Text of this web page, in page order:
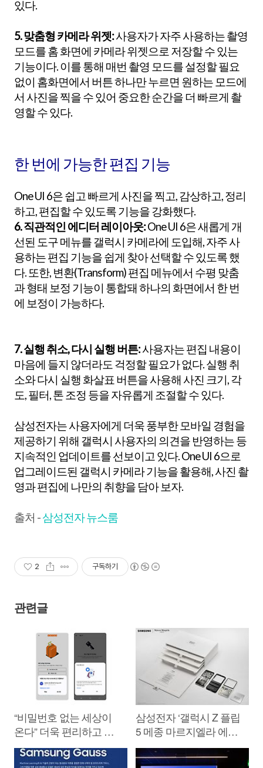
있다.
5. 맞춤형 카메라 위젯:사용자가 자주 사용하는 촬영
모드를 홈 화면에 카메라 위젯으로 저장할 수 있는
기능이다. 이를 통해 매번 촬영 모드를 설정할 필요
없이 홈화면에서 버튼 하나만 누르면 원하는 모드에
서 사진을 찍을 수 있어 중요한 순간을 더 빠르게 촬
영할 수 있다.
한 번에 가능한 편집 기능
One UI 6은 쉽고 빠르게 사진을 찍고, 감상하고, 정리
하고, 편집할 수 있도록 기능을 강화했다.
6. 직관적인 에디터 레이아웃:One UI 6은 새롭게 개
선된 도구 메뉴를 갤럭시 카메라에 도입해, 자주 사
용하는 편집 기능을 쉽게 찾아 선택할 수 있도록 했
다. 또한, 변환(Transform) 편집 메뉴에서 수평 맞춤
과 형태 보정 기능이 통합돼 하나의 화면에서 한 번
에 보정이 가능하다.
7. 실행 취소, 다시 실행 버튼:사용자는 편집 내용이
마음에 들지 않더라도 걱정할 필요가 없다. 실행 취
소와 다시 실행 화살표 버튼을 사용해 사진 크기, 각
도, 필터, 톤 조정 등을 자유롭게 조절할 수 있다.
삼성전자는 사용자에게 더욱 풍부한 모바일 경험을
제공하기 위해 갤럭시 사용자의 의견을 반영하는 등
지속적인 업데이트를 선보이고 있다. One UI 6으로
업그레이드된 갤럭시 카메라 기능을 활용해, 사진 촬
영과 편집에 나만의 취향을 담아 보자.
출처 -삼성전자 뉴스룸
2 구독하기
관련글
“비밀번호 없는 세상이
온다” 더욱 편리하고 안
전한 삼성 갤럭시 ‘패스
키’ 도입
삼성전자 ‘갤럭시 Z 플립
5 메종 마르지엘라 에디
션’ 공개